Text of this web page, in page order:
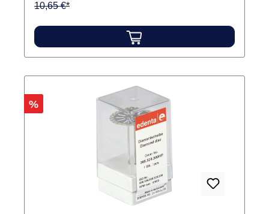
10,65 €*
Rabatt
%